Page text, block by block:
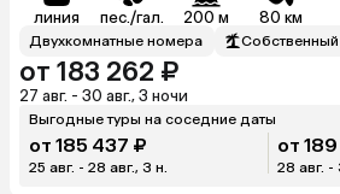
линия пес./гал. 200 м 80 км
Двухкомнатные номера
от 183 262 ₽
27 авг. - 30 авг., 3 ночи
Выгодные туры на соседние даты
от 185 437 ₽
25 авг. - 28 авг., 3 н.
от
28 авг. -